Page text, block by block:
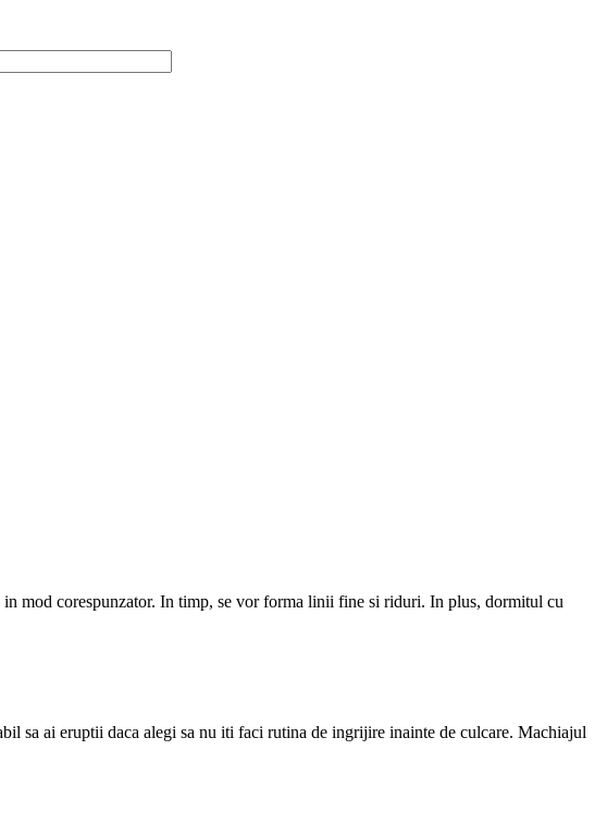
in mod corespunzator. In timp, se vor forma linii fine si riduri. In plus, dormitul cu
sa ai eruptii daca alegi sa nu iti faci rutina de ingrijire inainte de culcare. Machiajul